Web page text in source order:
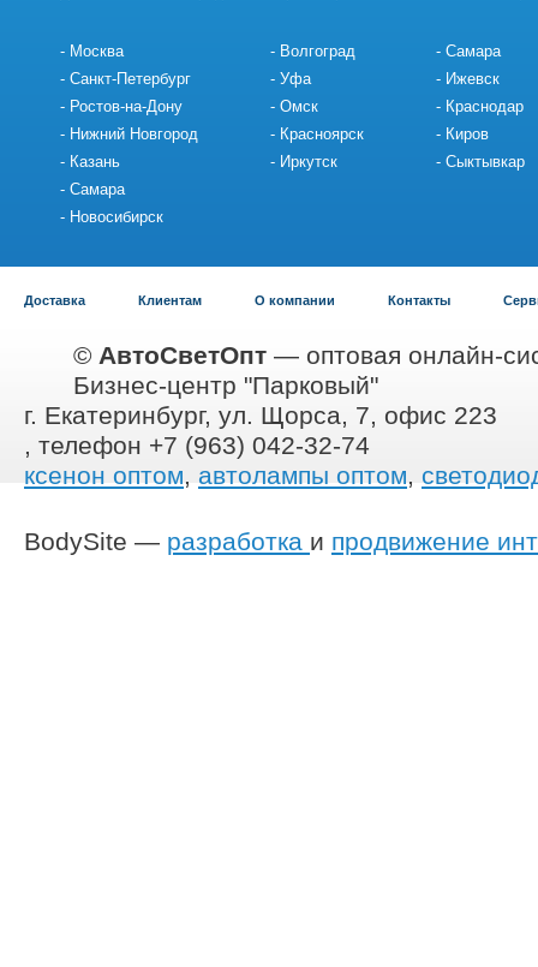
Москва
Санкт-Петербург
Ростов-на-Дону
Нижний Новгород
Казань
Самара
Новосибирск
Волгоград
Уфа
Омск
Красноярск
Иркутск
Самара
Ижевск
Краснодар
Киров
Сыктывкар
Доставка Клиентам О компании Контакты
© АвтоСветОпт — оптовая онлайн-
Бизнес-центр "Парковый"
г. Екатеринбург, ул. Щорса, 7, офис 223
, телефон +7 (963) 042-32-74
ксенон оптом, автолампы оптом,
BodySite — разработка и продвижение